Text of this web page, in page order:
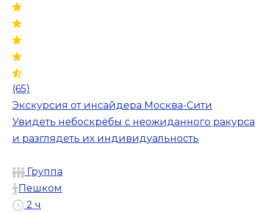
(65)
Экскурсия от инсайдера Москва-Сити
Увидеть небоскрёбы с неожиданного ракурса
и разглядеть их индивидуальность
Группа
Пешком
2 ч